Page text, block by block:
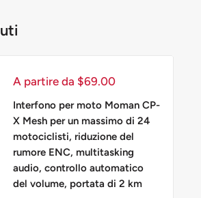
Prezzo
scontato
A partire da $69.00
Interfono per moto Moman CP-
X Mesh per un massimo di 24
motociclisti, riduzione del
rumore ENC, multitasking
audio, controllo automatico
del volume, portata di 2 km